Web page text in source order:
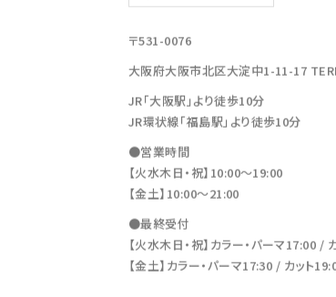
〒531-0076
大阪府大阪市北区大淀中1-11-17
JR「大阪駅」より徒歩10分
JR環状線「福島駅」より徒歩10分
●営業時間
【火水木日・祝】10:00～19:00
【金土】10:00〜21:00
●最終受付
【火水木日・祝】カラー・パーマ17:00 /
【金土】カラー・パーマ17:30 / カット